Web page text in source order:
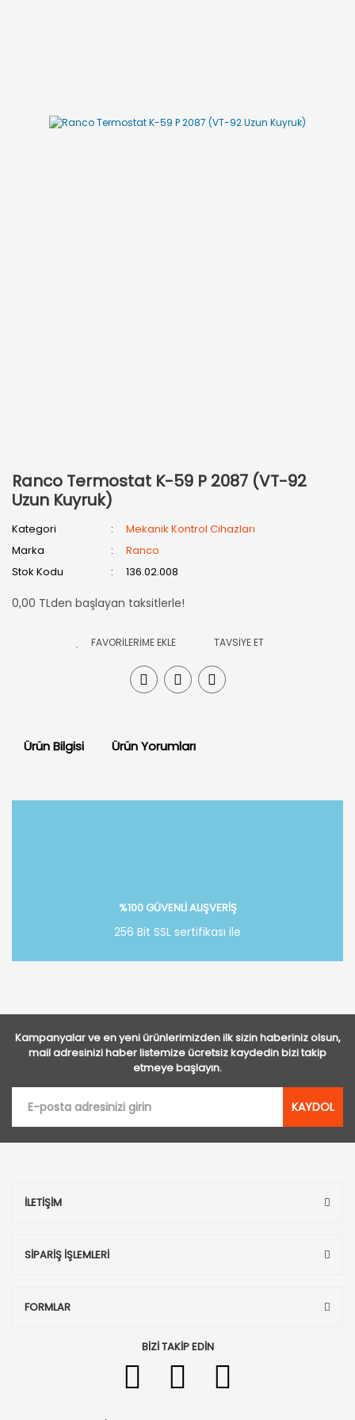
Ranco Termostat K-59 P 2087 (VT-92
Uzun Kuyruk)
Kategori
Mekanik Kontrol Cihazları
Marka
Ranco
Stok Kodu
136.02.008
0,00 TLden başlayan taksitlerle!
TAVSİYE ET
Ürün Bilgisi Ürün Yorumları
%100 GÜVENLİ ALIŞVERİŞ
256 Bit SSL sertifikası ile
Kampanyalar ve en yeni ürünlerimizden ilk sizin haberiniz olsun,
mail adresinizi haber listemize ücretsiz kaydedin bizi takip
etmeye başlayın.
KAYDOL
İLETİŞİM
SİPARİŞ İŞLEMLERİ
FORMLAR
BİZİ TAKİP EDİN